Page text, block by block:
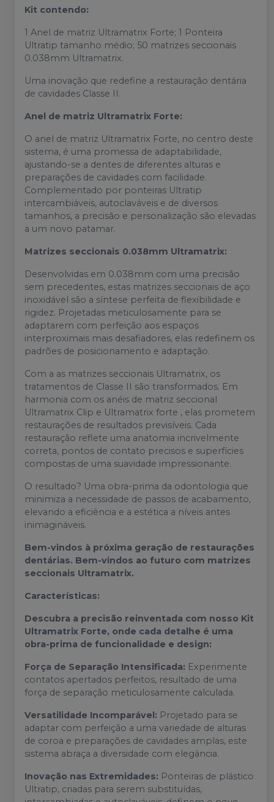
Kit contendo:
1 Anel de matriz Ultramatrix Forte; 1 Ponteira
Ultratip tamanho médio; 50 matrizes seccionais
0.038mm Ultramatrix.
Uma inovação que redefine a restauração dentária
de cavidades Classe II.
Anel de matriz Ultramatrix Forte:
O anel de matriz Ultramatrix Forte, no centro deste
sistema, é uma promessa de adaptabilidade,
ajustando-se a dentes de diferentes alturas e
preparações de cavidades com facilidade.
Complementado por ponteiras Ultratip
intercambiáveis, autoclaváveis e de diversos
tamanhos, a precisão e personalização são elevadas
a um novo patamar.
Matrizes seccionais 0.038mm Ultramatrix:
Desenvolvidas em 0.038mm com uma precisão
sem precedentes, estas matrizes seccionais de aço
inoxidável são a síntese perfeita de flexibilidade e
rigidez. Projetadas meticulosamente para se
adaptarem com perfeição aos espaços
interproximais mais desafiadores, elas redefinem os
padrões de posicionamento e adaptação.
Com a as matrizes seccionais Ultramatrix, os
tratamentos de Classe II são transformados. Em
harmonia com os anéis de matriz seccional
Ultramatrix Clip e Ultramatrix forte , elas prometem
restaurações de resultados previsíveis. Cada
restauração reflete uma anatomia incrivelmente
correta, pontos de contato precisos e superfícies
compostas de uma suavidade impressionante.
O resultado? Uma obra-prima da odontologia que
minimiza a necessidade de passos de acabamento,
elevando a eficiência e a estética a níveis antes
inimagináveis.
Bem-vindos à próxima geração de restaurações
dentárias. Bem-vindos ao futuro com matrizes
seccionais Ultramatrix.
Características:
Descubra a precisão reinventada com nosso Kit
Ultramatrix Forte, onde cada detalhe é uma
obra-prima de funcionalidade e design:
Força de Separação Intensificada: Experimente
contatos apertados perfeitos, resultado de uma
força de separação meticulosamente calculada.
Versatilidade Incomparável: Projetado para se
adaptar com perfeição a uma variedade de alturas
de coroa e preparações de cavidades amplas, este
sistema abraça a diversidade com elegância.
Inovação nas Extremidades: Ponteiras de plástico
Ultratip, criadas para serem substituídas,